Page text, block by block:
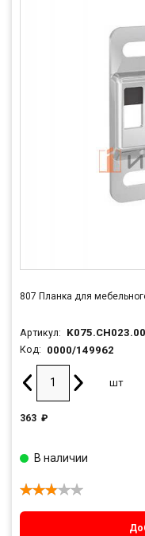
807 Планка для
Артикул:
Код: 0000/149962
шт
363 ₽
В наличии